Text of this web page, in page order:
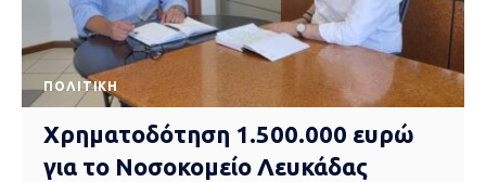
ΠΟΛΙΤΙΚΉ
Χρηματοδότηση 1.500.000 ευρώ
για το Νοσοκομείο Λευκάδας